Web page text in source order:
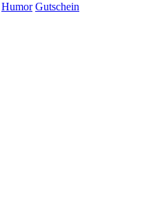
Humor Gutschein